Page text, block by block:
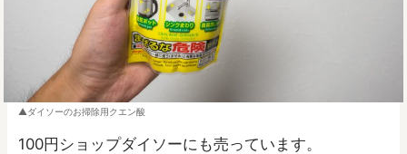
ダイソーのお掃除用クエン酸
100円ショップダイソーにも売っています。